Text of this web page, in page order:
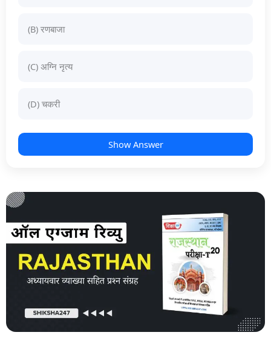
(B) रणबाजा
(C) अग्नि नृत्य
(D) चकरी
Show Answer